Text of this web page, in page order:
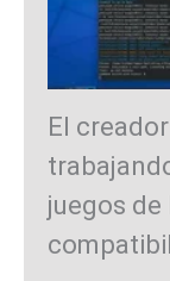
El
juegos de